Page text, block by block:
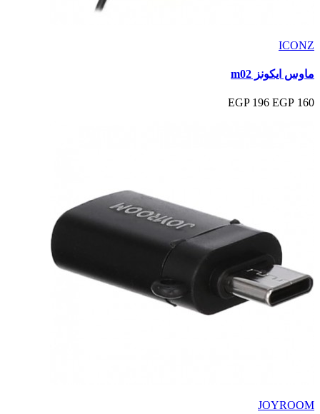
ICONZ
ماوس ايكونز m02
160 EGP
196 EGP
JOYROOM